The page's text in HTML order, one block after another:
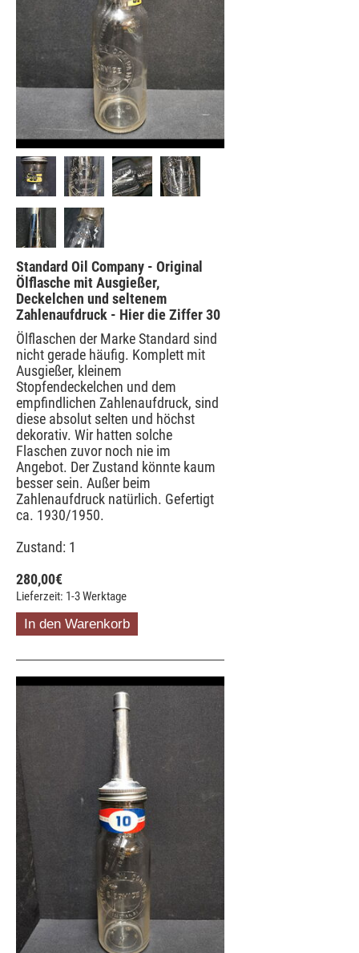
Standard Oil Company - Original
Ölflasche mit Ausgießer,
Deckelchen und seltenem
Zahlenaufdruck - Hier die Ziffer 30
Ölflaschen der Marke Standard sind
nicht gerade häufig. Komplett mit
Ausgießer, kleinem
Stopfendeckelchen und dem
empfindlichen Zahlenaufdruck, sind
diese absolut selten und höchst
dekorativ. Wir hatten solche
Flaschen zuvor noch nie im
Angebot. Der Zustand könnte kaum
besser sein. Außer beim
Zahlenaufdruck natürlich. Gefertigt
ca. 1930/1950.
Zustand: 1
Lieferzeit: 1-3 Werktage
280,00€